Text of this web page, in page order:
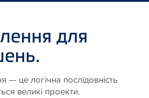
для
— це логічна послідовність
великі проекти.